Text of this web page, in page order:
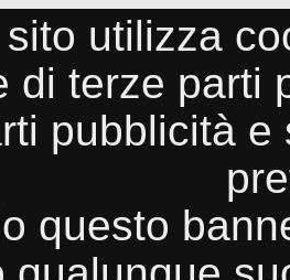
utilizza
di terze parti
pubblicità
questo